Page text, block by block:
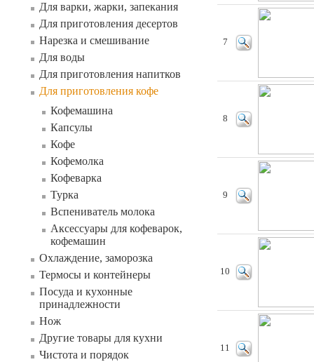
Для варки, жарки, запекания
Для приготовления десертов
Нарезка и смешивание
Для воды
Для приготовления напитков
Для приготовления кофе
Кофемашина
Капсулы
Кофе
Кофемолка
Кофеварка
Турка
Вспениватель молока
Аксессуары для кофеварок,
кофемашин
Охлаждение, заморозка
Термосы и контейнеры
Посуда и кухонные
принадлежности
Нож
Другие товары для кухни
Чистота и порядок
7
8
9
10
11